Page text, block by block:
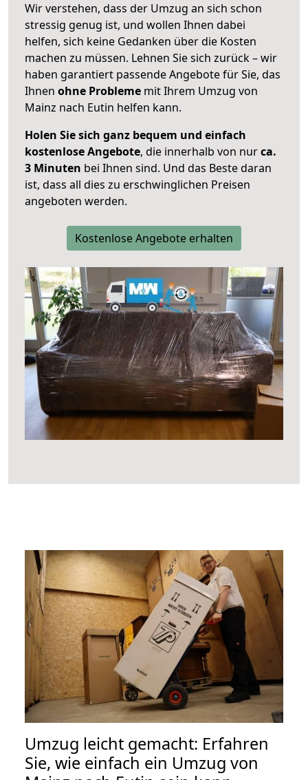
Wir verstehen, dass der Umzug an sich schon
stressig genug ist, und wollen Ihnen dabei
helfen, sich keine Gedanken über die Kosten
machen zu müssen. Lehnen Sie sich zurück – wir
haben garantiert passende Angebote für Sie, das
Ihnen ohne Probleme mit Ihrem Umzug von
Mainz nach Eutin helfen kann.
Holen Sie sich ganz bequem und einfach
kostenlose Angebote, die innerhalb von nurca.
3 Minuten bei Ihnen sind. Und das Beste daran
ist, dass all dies zu erschwinglichen Preisen
angeboten werden.
Kostenlose Angebote erhalten
Umzug leicht gemacht: Erfahren
Sie, wie einfach ein Umzug von